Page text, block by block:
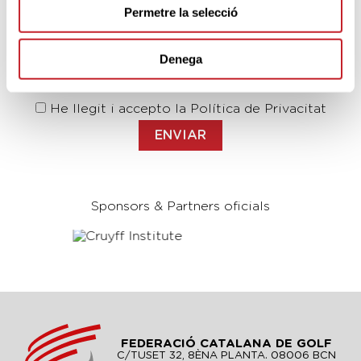
Permetre la selecció
Denega
les condicions d’ús de la inscripció en
la newsletter de Federació Catalana De Golf.
He llegit i accepto la Política de Privacitat
Sponsors & Partners oficials
FEDERACIÓ CATALANA DE GOLF
C/TUSET 32, 8ÈNA PLANTA. 08006 BCN